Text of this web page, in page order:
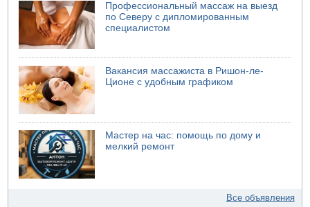
Профессиональный массаж на выезд
по Северу с дипломированным
специалистом
Вакансия массажиста в Ришон-ле-
Ционе с удобным графиком
Мастер на час: помощь по дому и
мелкий ремонт
Все объявления